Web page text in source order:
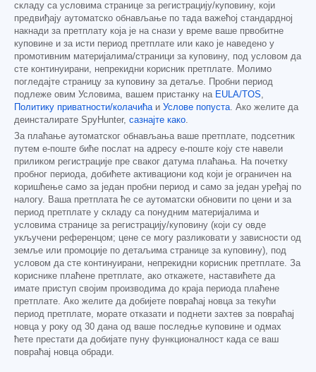
складу са условима странице за регистрацију/куповину, који
предвиђају аутоматско обнављање по тада важећој стандардној
накнади за претплату која је на снази у време ваше првобитне
куповине и за исти период претплате или како је наведено у
промотивним материјалима/страници за куповину, под условом да
сте континуирани, непрекидни корисник претплате. Молимо
погледајте страницу за куповину за детаље. Пробни период
подлеже овим Условима, вашем пристанку на EULA/TOS,
Политику приватности/колачићаи Услове попуста. Ако желите да
деинсталирате SpyHunter, сазнајте како.
За плаћање аутоматског обнављања ваше претплате, подсетник
путем е-поште биће послат на адресу е-поште коју сте навели
приликом регистрације пре сваког датума плаћања. На почетку
пробног периода, добићете активациони код који је ограничен на
коришћење само за један пробни период и само за један уређај по
налогу. Ваша претплата ће се аутоматски обновити по цени и за
период претплате у складу са понудним материјалима и
условима странице за регистрацију/куповину (који су овде
укључени референцом; цене се могу разликовати у зависности од
земље или промоције по детаљима странице за куповину), под
условом да сте континуирани, непрекидни корисник претплате. За
кориснике плаћене претплате, ако откажете, наставићете да
имате приступ својим производима до краја периода плаћене
претплате. Ако желите да добијете повраћај новца за текући
период претплате, морате отказати и поднети захтев за повраћај
новца у року од 30 дана од ваше последње куповине и одмах
ћете престати да добијате пуну функционалност када се ваш
повраћај новца обради.